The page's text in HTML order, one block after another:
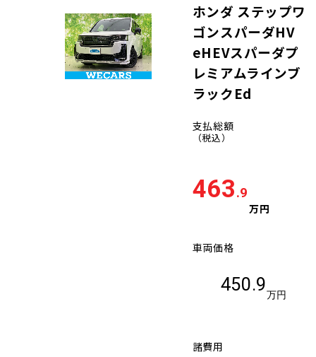
ホンダ ステップワ
ゴンスパーダHV
eHEVスパーダプ
レミアムラインブ
ラックEd
支払総額
（税込）
463.9
万円
車両価格
450.9
万円
諸費用